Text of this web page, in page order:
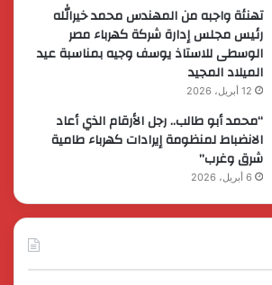
تهنئة واجبه من المهندس محمد خيرالله
رئيس مجلس إدارة شركة كهرباء مصر
الوسطى للاستاذ يوسف وجيه بمناسبة عيد
الميلاد المجيد
12 أبريل، 2026
“محمد أبو طالب.. رجل الأرقام الذي أعاد
الانضباط لمنظومة إيرادات كهرباء طامية
شرق وغرب”
6 أبريل، 2026